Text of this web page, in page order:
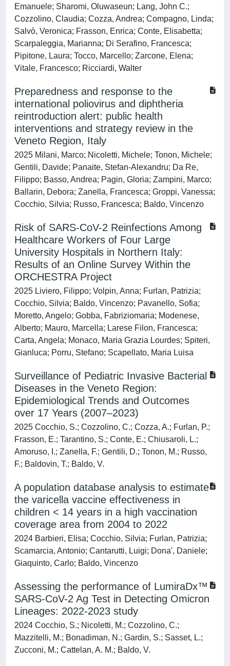
Emanuele; Sharomi, Oluwaseun; Lang, John C.;
Cozzolino, Claudia; Cozza, Andrea; Compagno, Linda;
Salvò, Veronica; Frasson, Enrica; Conte, Elisabetta;
Scarpaleggia, Marianna; Di Serafino, Francesca;
Pipitone, Laura; Tocco, Marcello; Zarcone, Elena;
Vitale, Francesco; Ricciardi, Walter
Preparedness and response to the
international poliovirus and diphtheria
reintroduction alert: public health
interventions and strategy review in the
Veneto Region, Italy
2025 Milani, Marco; Nicoletti, Michele; Tonon, Michele;
Gentili, Davide; Panaite, Stefan-Alexandru; Da Re,
Filippo; Basso, Andrea; Pagin, Gloria; Zampini, Marco;
Ballarin, Debora; Zanella, Francesca; Groppi, Vanessa;
Cocchio, Silvia; Russo, Francesca; Baldo, Vincenzo
Risk of SARS-CoV-2 Reinfections Among
Healthcare Workers of Four Large
University Hospitals in Northern Italy:
Results of an Online Survey Within the
ORCHESTRA Project
2025 Liviero, Filippo; Volpin, Anna; Furlan, Patrizia;
Cocchio, Silvia; Baldo, Vincenzo; Pavanello, Sofia;
Moretto, Angelo; Gobba, Fabriziomaria; Modenese,
Alberto; Mauro, Marcella; Larese Filon, Francesca;
Carta, Angela; Monaco, Maria Grazia Lourdes; Spiteri,
Gianluca; Porru, Stefano; Scapellato, Maria Luisa
Surveillance of Pediatric Invasive Bacterial
Diseases in the Veneto Region:
Epidemiological Trends and Outcomes
over 17 Years (2007–2023)
2025 Cocchio, S.; Cozzolino, C.; Cozza, A.; Furlan, P.;
Frasson, E.; Tarantino, S.; Conte, E.; Chiusaroli, L.;
Amoruso, I.; Zanella, F.; Gentili, D.; Tonon, M.; Russo,
F.; Baldovin, T.; Baldo, V.
A population database analysis to estimate
the varicella vaccine effectiveness in
children < 14 years in a high vaccination
coverage area from 2004 to 2022
2024 Barbieri, Elisa; Cocchio, Silvia; Furlan, Patrizia;
Scamarcia, Antonio; Cantarutti, Luigi; Dona', Daniele;
Giaquinto, Carlo; Baldo, Vincenzo
Assessing the performance of LumiraDx™
SARS-CoV-2 Ag Test in Detecting Omicron
Lineages: 2022-2023 study
2024 Cocchio, S.; Nicoletti, M.; Cozzolino, C.;
Mazzitelli, M.; Bonadiman, N.; Gardin, S.; Sasset, L.;
Zucconi, M.; Cattelan, A. M.; Baldo, V.